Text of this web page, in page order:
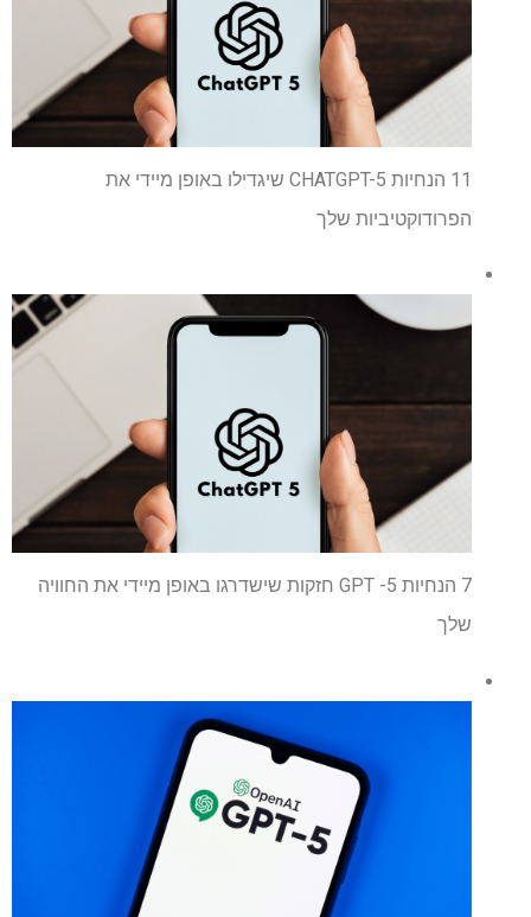
11 הנחיות CHATGPT-5 שיגדילו באופן מיידי את
הפרודוקטיביות שלך
7 הנחיות GPT -5 חזקות שישדרגו באופן מיידי את החוויה
שלך